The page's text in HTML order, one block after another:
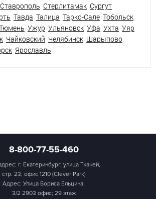
Ставрополь Стерлитамак Сургут
Тавда Талица Тарко-Сале Тобольск
Ужур Ульяновск Уфа Ухта Уяр
Чайковский Челябинск Шарыпово
Ярославль
8-800-77-55-460
г. Екатеринбург, улица Ткачей,
стр. 23, офис 1210 (Clever Park)
Адрес: Улица Бориса Ельцина,
3/2 2903 офис; 29 этаж